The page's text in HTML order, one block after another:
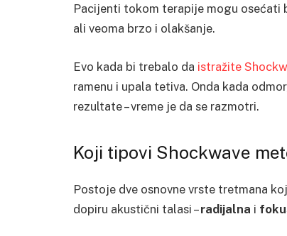
Pacijenti tokom terapije mogu
ali veoma brzo i olakšanje.
Evo kada bi trebalo da istražite
ramenu i upala tetiva. Onda kada
rezultate – vreme je da se razmotri.
Koji tipovi Shockwave
Postoje dve osnovne vrste tretmana
dopiru akustični talasi –radijalna i